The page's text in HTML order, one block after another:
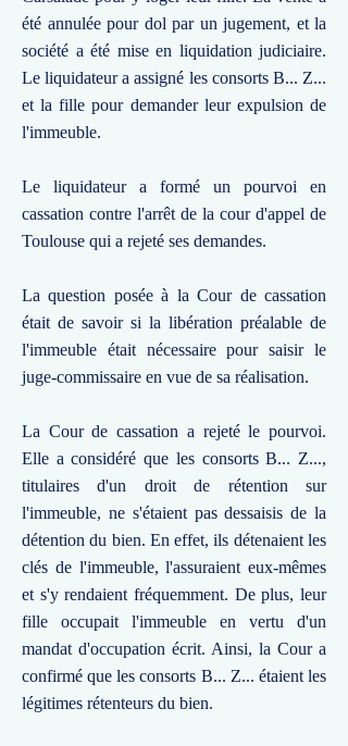
été annulée pour dol par un jugement, et la
société a été mise en liquidation judiciaire.
Le liquidateur a assigné les consorts B... Z...
et la fille pour demander leur expulsion de
l'immeuble.
Le liquidateur a formé un pourvoi en
cassation contre l'arrêt de la cour d'appel de
Toulouse qui a rejeté ses demandes.
La question posée à la Cour de cassation
était de savoir si la libération préalable de
l'immeuble était nécessaire pour saisir le
juge-commissaire en vue de sa réalisation.
La Cour de cassation a rejeté le pourvoi.
Elle a considéré que les consorts B... Z...,
titulaires d'un droit de rétention sur
l'immeuble, ne s'étaient pas dessaisis de la
détention du bien. En effet, ils détenaient les
clés de l'immeuble, l'assuraient eux-mêmes
et s'y rendaient fréquemment. De plus, leur
fille occupait l'immeuble en vertu d'un
mandat d'occupation écrit. Ainsi, la Cour a
confirmé que les consorts B... Z... étaient les
légitimes rétenteurs du bien.